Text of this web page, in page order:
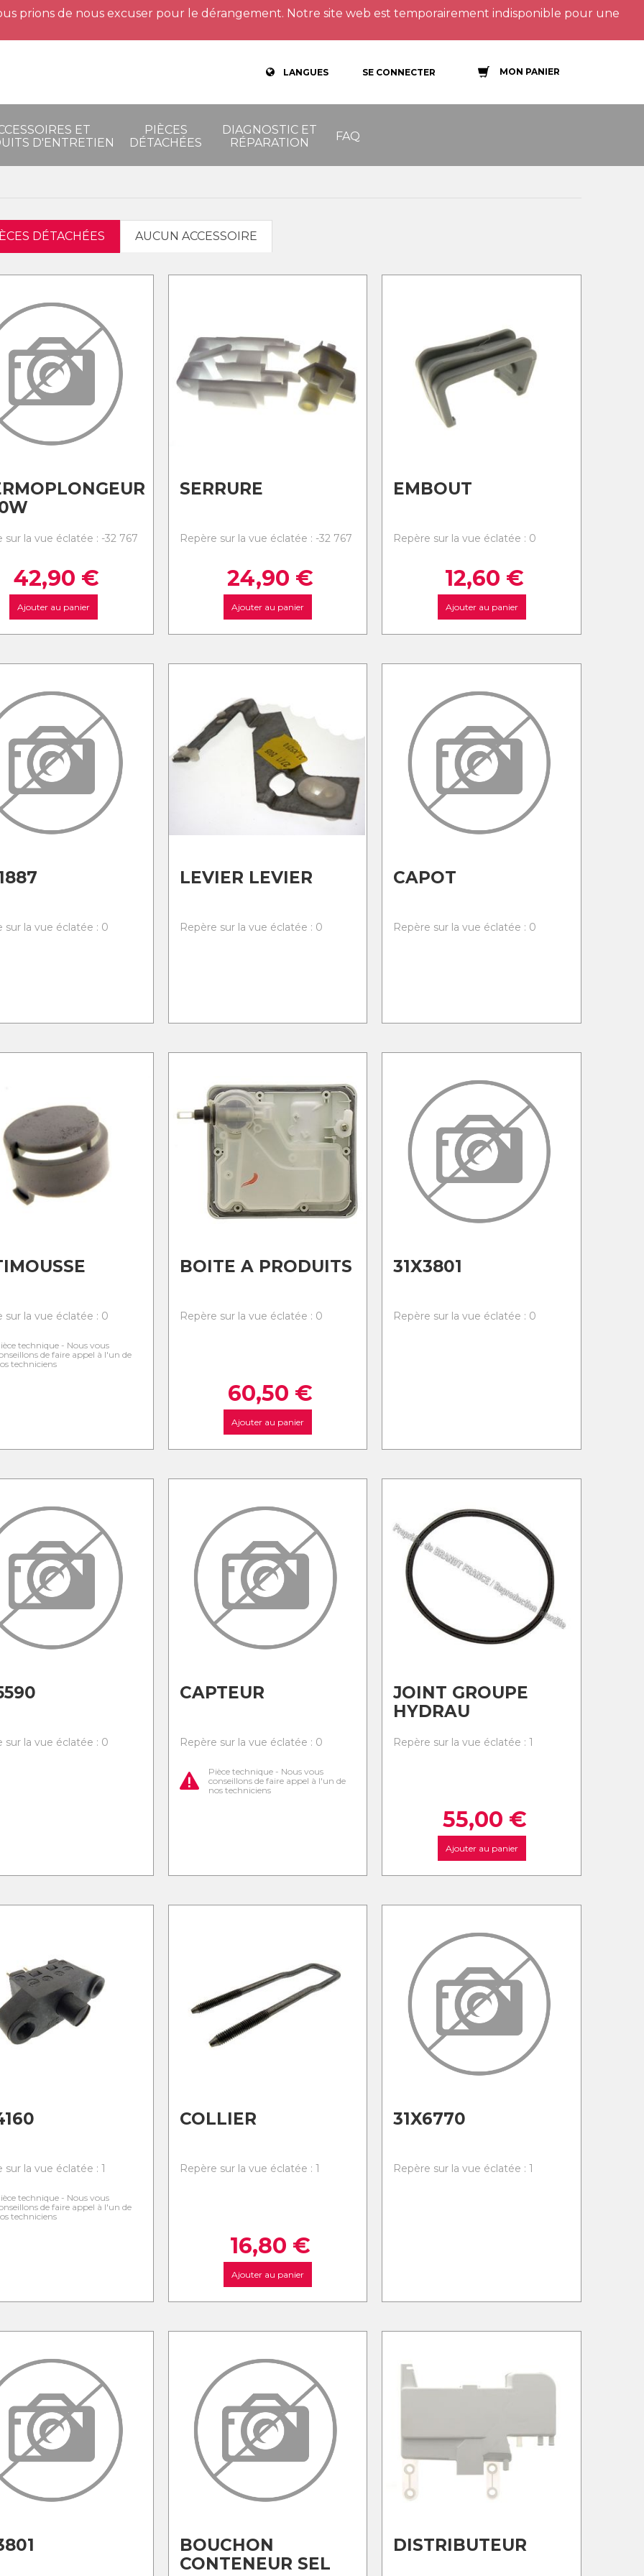
prions de nous excuser pour le dérangement. Notre site web est temporairement indisponible pour une
LANGUES SE CONNECTER MON PANIER
ET
D'ENTRETIEN
PIÈCES
DÉTACHÉES
DIAGNOSTIC ET
RÉPARATION
FAQ
DÉTACHÉES AUCUN ACCESSOIRE
sur la vue éclatée : -32 767
42,90 €
Ajouter au panier
SERRURE
Repère sur la vue éclatée : -32 767
24,90 €
Ajouter au panier
EMBOUT
Repère sur la vue éclatée : 0
12,60 €
Ajouter au panier
sur la vue éclatée : 0
LEVIER LEVIER
Repère sur la vue éclatée : 0
CAPOT
Repère sur la vue éclatée : 0
sur la vue éclatée : 0
technique - Nous vous
de faire appel à l'un de
techniciens
BOITE A PRODUITS
Repère sur la vue éclatée : 0
60,50 €
Ajouter au panier
31X3801
Repère sur la vue éclatée : 0
sur la vue éclatée : 0
CAPTEUR
Repère sur la vue éclatée : 0
Pièce technique - Nous vous
conseillons de faire appel à l'un de
nos techniciens
JOINT GROUPE
HYDRAU
Repère sur la vue éclatée : 1
55,00 €
Ajouter au panier
sur la vue éclatée : 1
technique - Nous vous
de faire appel à l'un de
techniciens
COLLIER
Repère sur la vue éclatée : 1
16,80 €
Ajouter au panier
31X6770
Repère sur la vue éclatée : 1
BOUCHON
CONTENEUR SEL
DISTRIBUTEUR